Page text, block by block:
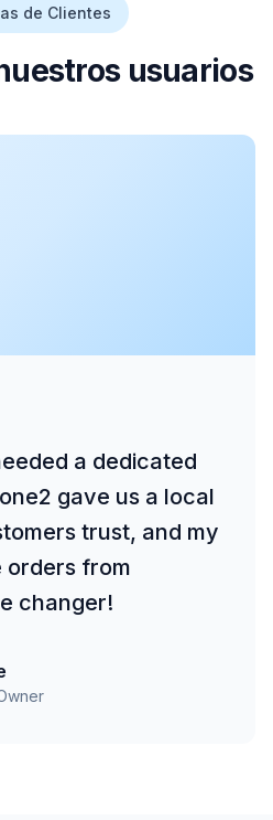
de Clientes
usuarios
a dedicated
gave us a local
trust, and my
orders from
changer!